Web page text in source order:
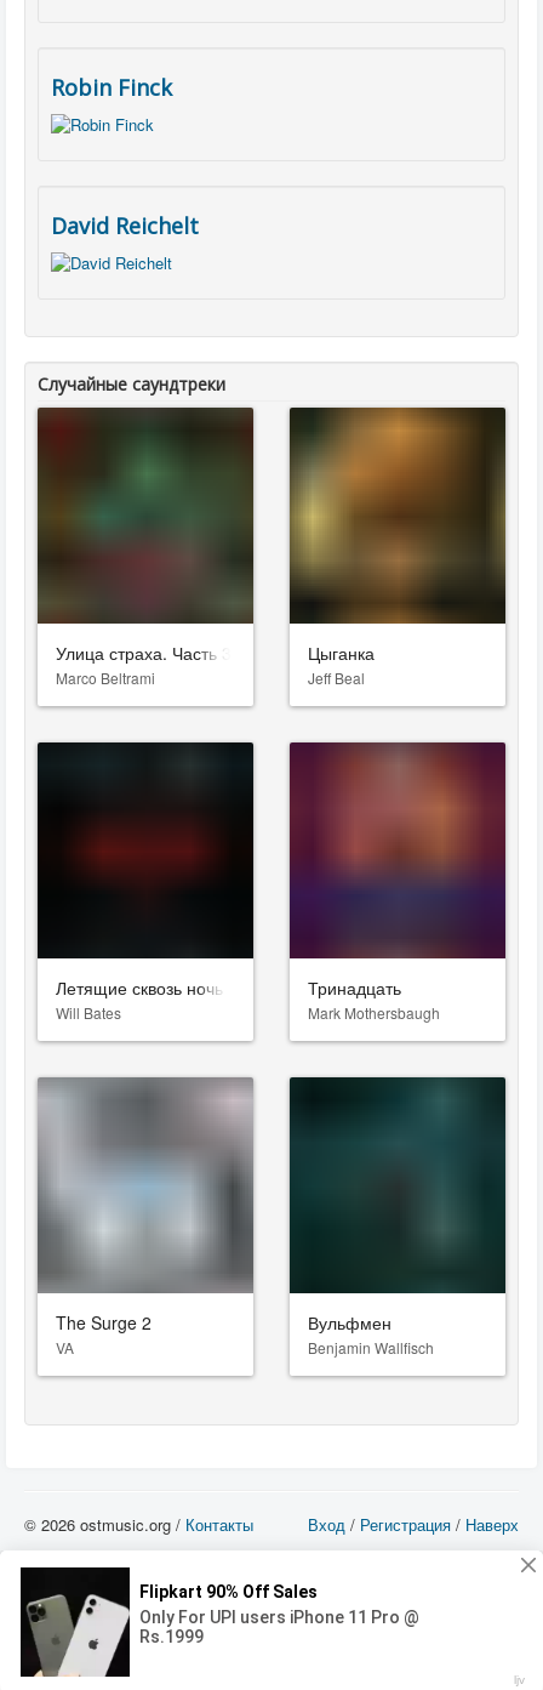
Robin Finck
David Reichelt
Случайные саундтреки
Улица страха. Часть 3: 1666
Marco Beltrami
Цыганка
Jeff Beal
Летящие сквозь ночь
Will Bates
Тринадцать
Mark Mothersbaugh
The Surge 2
VA
Вульфмен
Benjamin Wallfisch
Вход / Регистрация / Наверх
© 2026 ostmusic.org / Контакты
можете использовать такие материалы только в том в случае, если
использование производится с ознакомительными целями - для прочих целей
вы должны приобрести лицензионную запись.